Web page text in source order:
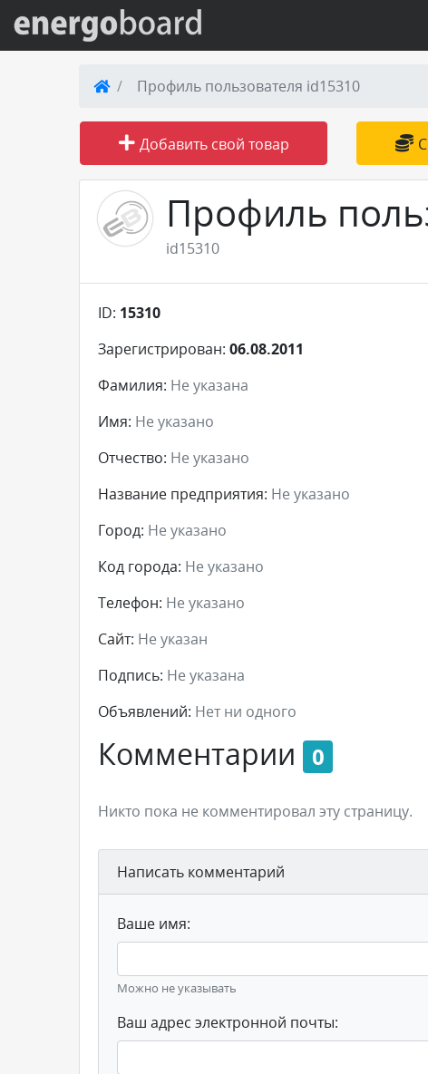
Вход на сайт
Поиск по сайту
Публикации
Справка
Товары и услуги
Добавить товар или услугу
Профиль пользователя id15310
Добавить свой товар
Профиль
id15310
ID: 15310
Зарегистрирован: 06.08.2011
Фамилия: Не указана
Имя: Не указано
Отчество: Не указано
Название предприятия: Не указано
Город: Не указано
Код города: Не указано
Телефон: Не указано
Сайт: Не указан
Подпись: Не указана
Объявлений: Нет ни одного
Комментарии 0
Никто пока не комментировал эту страницу.
Написать комментарий
Ваше имя:
Можно не указывать
Ваш адрес электронной почты: